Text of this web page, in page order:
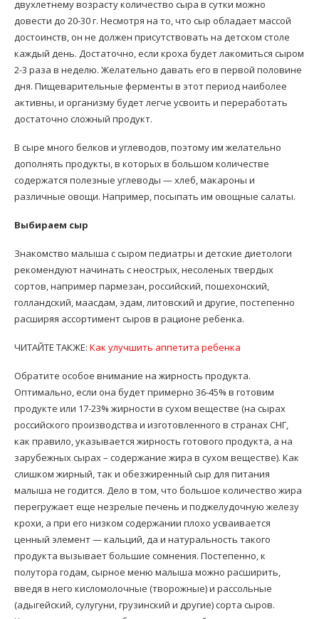
двухлетнему возрасту количество сыра в сутки можно
довести до 20-30 г. Несмотря на то, что сыр обладает массой
достоинств, он не должен присутствовать на детском столе
каждый день. Достаточно, если кроха будет лакомиться сыром
2-3 раза в неделю. Желательно давать его в первой половине
дня. Пищеварительные ферменты в этот период наиболее
активны, и организму будет легче усвоить и переработать
достаточно сложный продукт.
В сыре много белков и углеводов, поэтому им желательно
дополнять продукты, в которых в большом количестве
содержатся полезные углеводы — хлеб, макароны и
различные овощи. Например, посыпать им овощные салаты.
Выбираем сыр
Знакомство малыша с сыром педиатры и детские диетологи
рекомендуют начинать с неострых, несоленых твердых
сортов, например пармезан, российский, пошехонский,
голландский, маасдам, эдам, литовский и другие, постепенно
расширяя ассортимент сыров в рационе ребенка.
ЧИТАЙТЕ ТАКЖЕ: Как улучшить аппетита ребенка
Обратите особое внимание на жирность продукта.
Оптимально, если она будет примерно 36-45% в готовим
продукте или 17-23% жирности в сухом веществе (на сырах
российского производства и изготовленного в странах СНГ,
как правило, указывается жирность готового продукта, а на
зарубежных сырах – содержание жира в сухом веществе). Как
слишком жирный, так и обезжиренный сыр для питания
малыша не годится. Дело в том, что большое количество жира
перегружает еще незрелые печень и поджелудочную железу
крохи, а при его низком содержании плохо усваивается
ценный элемент — кальций, да и натуральность такого
продукта вызывает большие сомнения. Постепенно, к
полутора годам, сырное меню малыша можно расширить,
введя в него кисломолочные (творожные) и рассольные
(адыгейский, сулугуни, грузинский и другие) сорта сыров.